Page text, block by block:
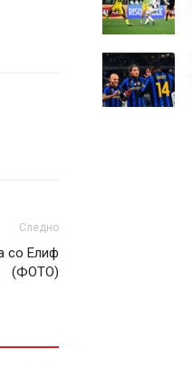
Следно
со Елиф
(ФОТО)